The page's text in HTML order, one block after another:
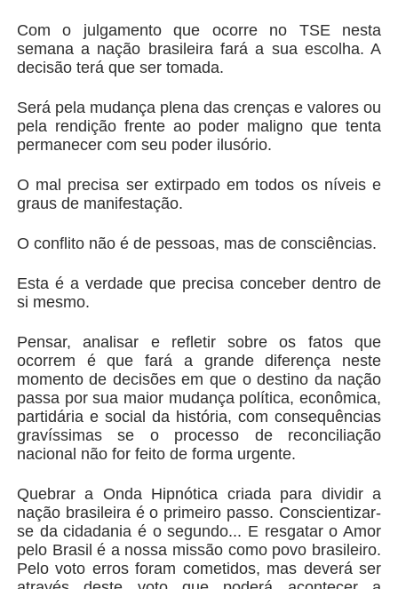
Com o julgamento que ocorre no TSE nesta
semana a nação brasileira fará a sua escolha. A
decisão terá que ser tomada.
Será pela mudança plena das crenças e valores ou
pela rendição frente ao poder maligno que tenta
permanecer com seu poder ilusório.
O mal precisa ser extirpado em todos os níveis e
graus de manifestação.
O conflito não é de pessoas, mas de consciências.
Esta é a verdade que precisa conceber dentro de
si mesmo.
Pensar, analisar e refletir sobre os fatos que
ocorrem é que fará a grande diferença neste
momento de decisões em que o destino da nação
passa por sua maior mudança política, econômica,
partidária e social da história, com consequências
gravíssimas se o processo de reconciliação
nacional não for feito de forma urgente.
Quebrar a Onda Hipnótica criada para dividir a
nação brasileira é o primeiro passo. Conscientizar-
se da cidadania é o segundo... E resgatar o Amor
pelo Brasil é a nossa missão como povo brasileiro.
Pelo voto erros foram cometidos, mas deverá ser